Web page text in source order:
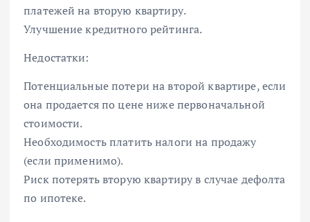
платежей на вторую квартиру.
Улучшение кредитного рейтинга.
Недостатки:
Потенциальные потери на второй квартире, если
она продается по цене ниже первоначальной
стоимости.
Необходимость платить налоги на продажу
(если применимо).
Риск потерять вторую квартиру в случае дефолта
по ипотеке.